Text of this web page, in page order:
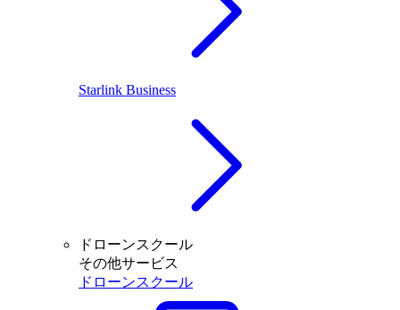
Starlink Business
ドローンスクール
その他サービス
ドローンスクール